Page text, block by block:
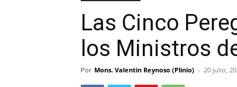
Las Cinco
los Ministros
Por Mons. Valentin Reynoso (Plinio) - 20 julio,